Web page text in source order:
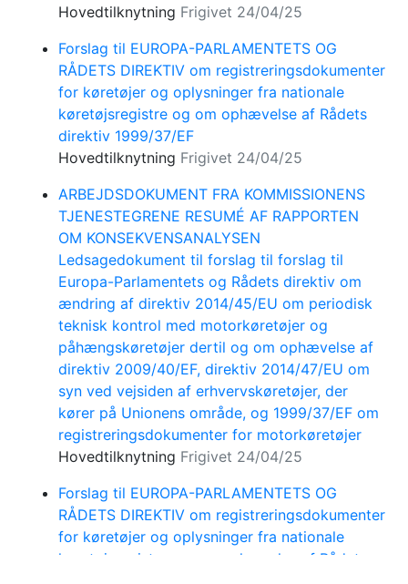
Hovedtilknytning Frigivet 24/04/25
Forslag til EUROPA-PARLAMENTETS OG
RÅDETS DIREKTIV om registreringsdokumenter
for køretøjer og oplysninger fra nationale
køretøjsregistre og om ophævelse af Rådets
direktiv 1999/37/EF
Hovedtilknytning Frigivet 24/04/25
ARBEJDSDOKUMENT FRA KOMMISSIONENS
TJENESTEGRENE RESUMÉ AF RAPPORTEN
OM KONSEKVENSANALYSEN
Ledsagedokument til forslag til forslag til
Europa-Parlamentets og Rådets direktiv om
ændring af direktiv 2014/45/EU om periodisk
teknisk kontrol med motorkøretøjer og
påhængskøretøjer dertil og om ophævelse af
direktiv 2009/40/EF, direktiv 2014/47/EU om
syn ved vejsiden af erhvervskøretøjer, der
kører på Unionens område, og 1999/37/EF om
registreringsdokumenter for motorkøretøjer
Hovedtilknytning Frigivet 24/04/25
Forslag til EUROPA-PARLAMENTETS OG
RÅDETS DIREKTIV om registreringsdokumenter
for køretøjer og oplysninger fra nationale
køretøjsregistre og om ophævelse af Rådets